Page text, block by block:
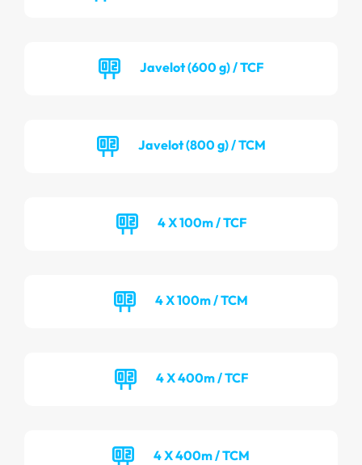
Javelot (600 g) / TCF
Javelot (800 g) / TCM
4 X 100m / TCF
4 X 100m / TCM
4 X 400m / TCF
4 X 400m / TCM